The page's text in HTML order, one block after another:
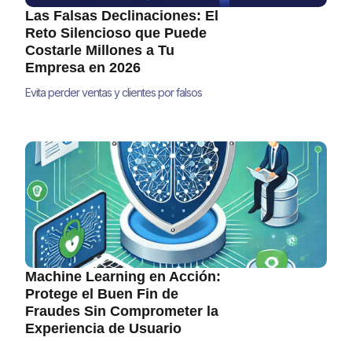
Las Falsas Declinaciones: El
Reto Silencioso que Puede
Costarle Millones a Tu
Empresa en 2026
Evita perder ventas y clientes por falsos
declinaciones y mejorar tus ingresos en
2025.
Machine Learning en Acción:
Protege el Buen Fin de
Fraudes Sin Comprometer la
Experiencia de Usuario